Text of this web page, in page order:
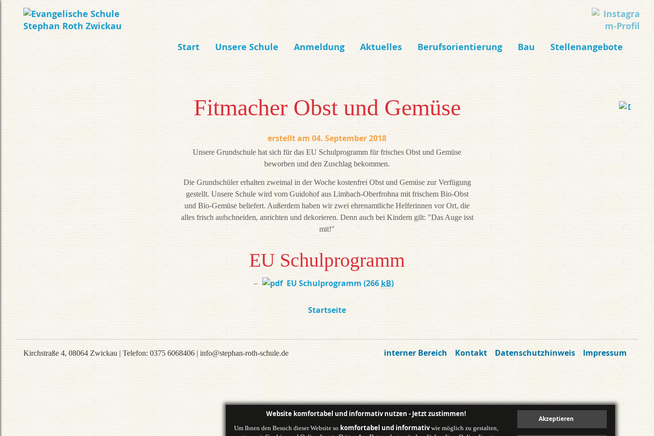
Start Unsere Schule Anmeldung Aktuelles Berufsorientierung Bau Stellenangebote
Fitmacher Obst und Gemüse
04. September 2018
Unsere Grundschule hat sich für das EU Schulprogramm für frisches Obst und Gemüse
beworben und den Zuschlag bekommen.
Die Grundschüler erhalten zweimal in der Woche kostenfrei Obst und Gemüse zur Verfügung
gestellt. Unsere Schule wird vom Guidohof aus Limbach-Oberfrohna mit frischem Bio-Obst
und Bio-Gemüse beliefert. Außerdem haben wir zwei ehrenamtliche Helferinnen vor Ort, die
alles frisch aufschneiden, anrichten und dekorieren. Denn auch bei Kindern gilt: "Das Auge isst
mit!"
EU Schulprogramm
EU Schulprogramm (266 kB)
Startseite
Kirchstraße 4, 08064 Zwickau | Telefon: 0375 6068406 | info@stephan-roth-schule.de Impressum
Datenschutzhinweis
Kontakt
interner Bereich
Website komfortabel und informativ nutzen - Jetzt zustimmen!
Um Ihnen den Besuch dieser Website so komfortabel und informativwie möglich zu gestalten,